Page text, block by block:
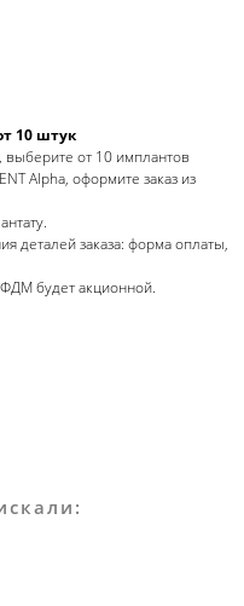
10 штук
от 10 имплантов
Alpha, оформите заказ из
деталей заказа: форма оплаты,
ФДМ будет акционной.